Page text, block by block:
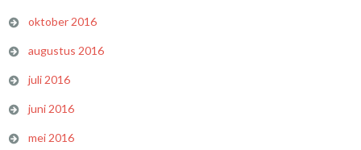
oktober 2016
augustus 2016
juli 2016
juni 2016
mei 2016